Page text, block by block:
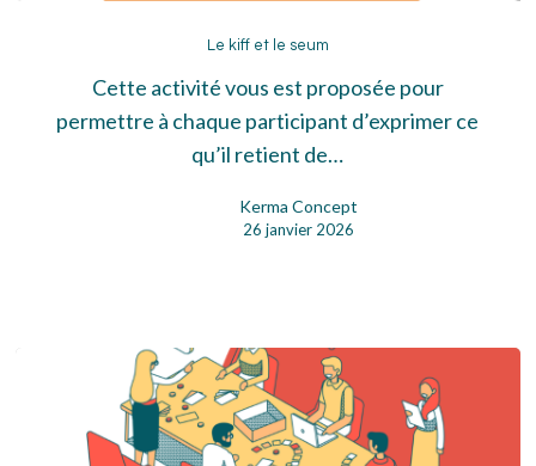
kiff
et
le
seum
Le kiff et le seum
Cette activité vous est proposée pour
permettre à chaque participant d’exprimer ce
qu’il retient de…
Kerma Concept
26 janvier 2026